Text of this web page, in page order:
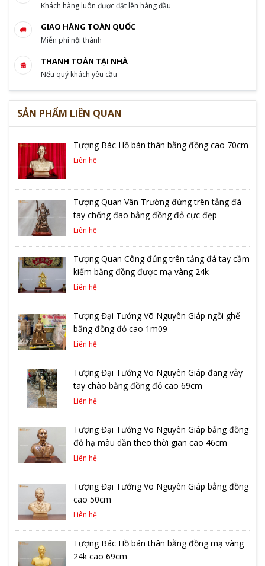
Khách hàng luôn được đặt lên hàng đầu
GIAO HÀNG TOÀN QUỐC
Miễn phí nội thành
THANH TOÁN TẠI NHÀ
Nếu quý khách yêu cầu
SẢN PHẨM LIÊN QUAN
Tượng Bác Hồ bán thân bằng đồng cao 70cm
Liên hệ
Tượng Quan Vân Trường đứng trên tảng đá
tay chống đao bằng đồng đỏ cực đẹp
Liên hệ
Tượng Quan Công đứng trên tảng đá tay cầm
kiếm bằng đồng được mạ vàng 24k
Liên hệ
Tượng Đại Tướng Võ Nguyên Giáp ngồi ghế
bằng đồng đỏ cao 1m09
Liên hệ
Tượng Đại Tướng Võ Nguyên Giáp đang vẫy
tay chào bằng đồng đỏ cao 69cm
Liên hệ
Tượng Đại Tướng Võ Nguyên Giáp bằng đồng
đỏ hạ màu dần theo thời gian cao 46cm
Liên hệ
Tượng Đại Tướng Võ Nguyên Giáp bằng đồng
cao 50cm
Liên hệ
Tượng Bác Hồ bán thân bằng đồng mạ vàng
24k cao 69cm